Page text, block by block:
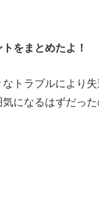
をまとめたよ！
トラブルにより
気になるはずだっ